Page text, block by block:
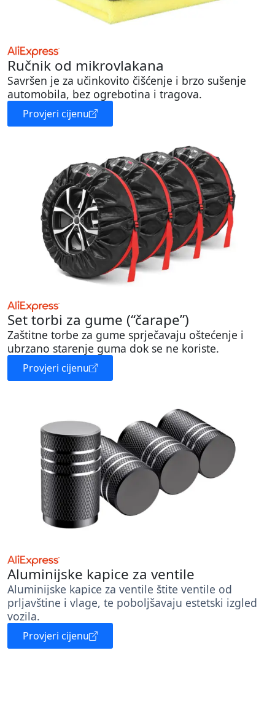
Ručnik od mikrovlakana
Savršen je za učinkovito čišćenje i brzo sušenje
automobila, bez ogrebotina i tragova.
Provjeri cijenu
Set torbi za gume (“čarape”)
Zaštitne torbe za gume sprječavaju oštećenje i
ubrzano starenje guma dok se ne koriste.
Provjeri cijenu
Aluminijske kapice za ventile
Aluminijske kapice za ventile štite ventile od
prljavštine i vlage, te poboljšavaju estetski izgled
vozila.
Provjeri cijenu